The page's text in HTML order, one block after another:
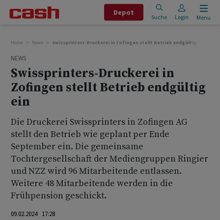
Depot
Suche Login Menu
Home News Swissprinters-Druckerei in Zofingen stellt Betrieb endgültig ein
NEWS
Swissprinters-Druckerei in
Zofingen stellt Betrieb endgültig
ein
Die Druckerei Swissprinters in Zofingen AG
stellt den Betrieb wie geplant per Ende
September ein. Die gemeinsame
Tochtergesellschaft der Mediengruppen Ringier
und NZZ wird 96 Mitarbeitende entlassen.
Weitere 48 Mitarbeitende werden in die
Frühpension geschickt.
09.02.2024 17:28